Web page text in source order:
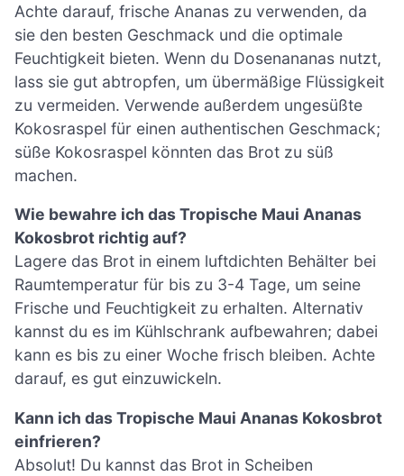
Achte darauf, frische Ananas zu verwenden, da
sie den besten Geschmack und die optimale
Feuchtigkeit bieten. Wenn du Dosenananas nutzt,
lass sie gut abtropfen, um übermäßige Flüssigkeit
zu vermeiden. Verwende außerdem ungesüßte
Kokosraspel für einen authentischen Geschmack;
süße Kokosraspel könnten das Brot zu süß
machen.
Wie bewahre ich das Tropische Maui Ananas
Kokosbrot richtig auf?
Lagere das Brot in einem luftdichten Behälter bei
Raumtemperatur für bis zu 3-4 Tage, um seine
Frische und Feuchtigkeit zu erhalten. Alternativ
kannst du es im Kühlschrank aufbewahren; dabei
kann es bis zu einer Woche frisch bleiben. Achte
darauf, es gut einzuwickeln.
Kann ich das Tropische Maui Ananas Kokosbrot
einfrieren?
Absolut! Du kannst das Brot in Scheiben